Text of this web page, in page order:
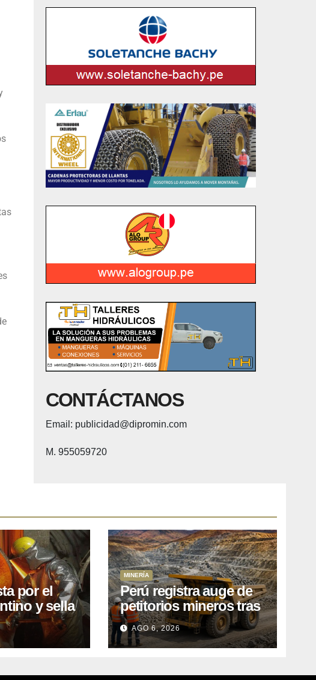
CONTÁCTANOS
Email: publicidad@dipromin.com
M. 955059720
por el
y sella
Kobrea
MINERÍA
Perú registra auge de
petitorios mineros tras
liberación de más de
mil concesiones para
explorar cobre y oro
AGO 6, 2026